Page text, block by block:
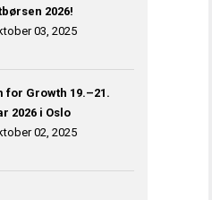
2026!
03, 2025
for Growth 19.–21.
2026 i Oslo
02, 2025